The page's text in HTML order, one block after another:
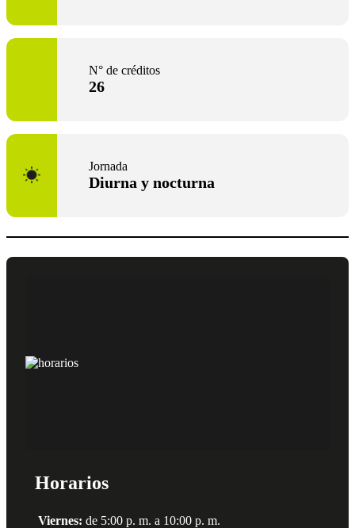
N° de créditos
26
Jornada
Diurna y nocturna
Horarios
Viernes: de 5:00 p. m. a 10:00 p. m.